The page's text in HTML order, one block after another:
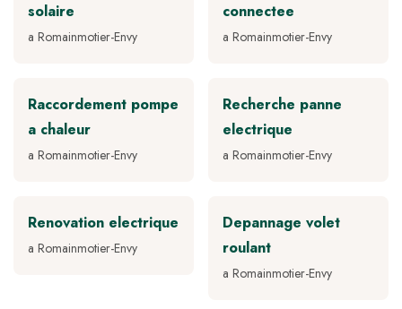
solaire
a Romainmotier-Envy
connectee
a Romainmotier-Envy
Raccordement pompe
a chaleur
a Romainmotier-Envy
Recherche panne
electrique
a Romainmotier-Envy
Renovation electrique
a Romainmotier-Envy
Depannage volet
roulant
a Romainmotier-Envy